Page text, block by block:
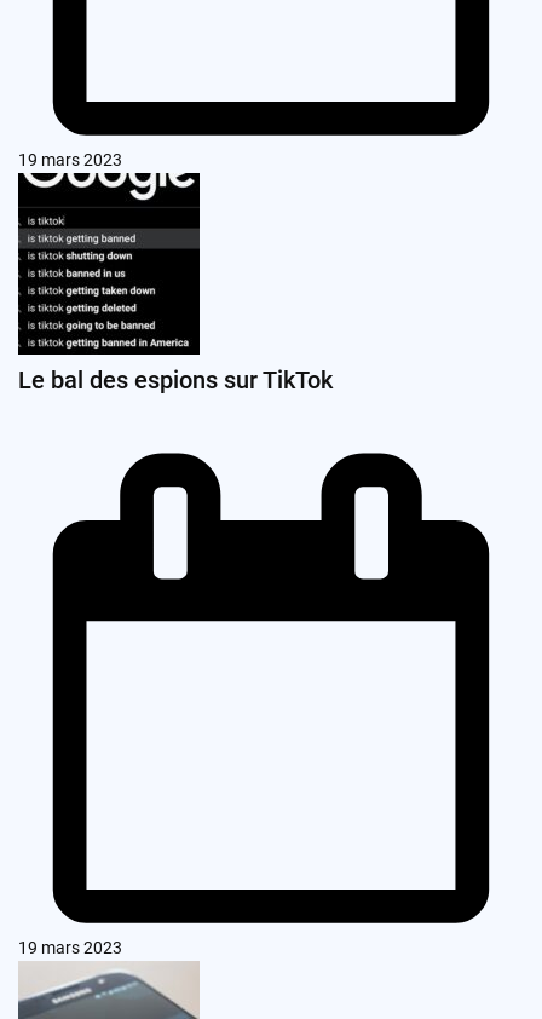
19 mars 2023
Le bal des espions sur TikTok
19 mars 2023